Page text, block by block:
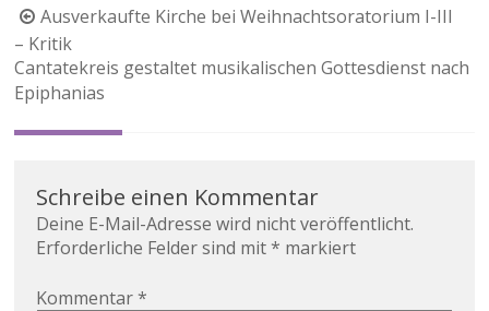
Beitragsnavigation
Ausverkaufte Kirche bei Weihnachtsoratorium I-III
– Kritik
Cantatekreis gestaltet musikalischen Gottesdienst nach
Epiphanias
Schreibe einen Kommentar
Deine E-Mail-Adresse wird nicht veröffentlicht.
Erforderliche Felder sind mit* markiert
Kommentar*